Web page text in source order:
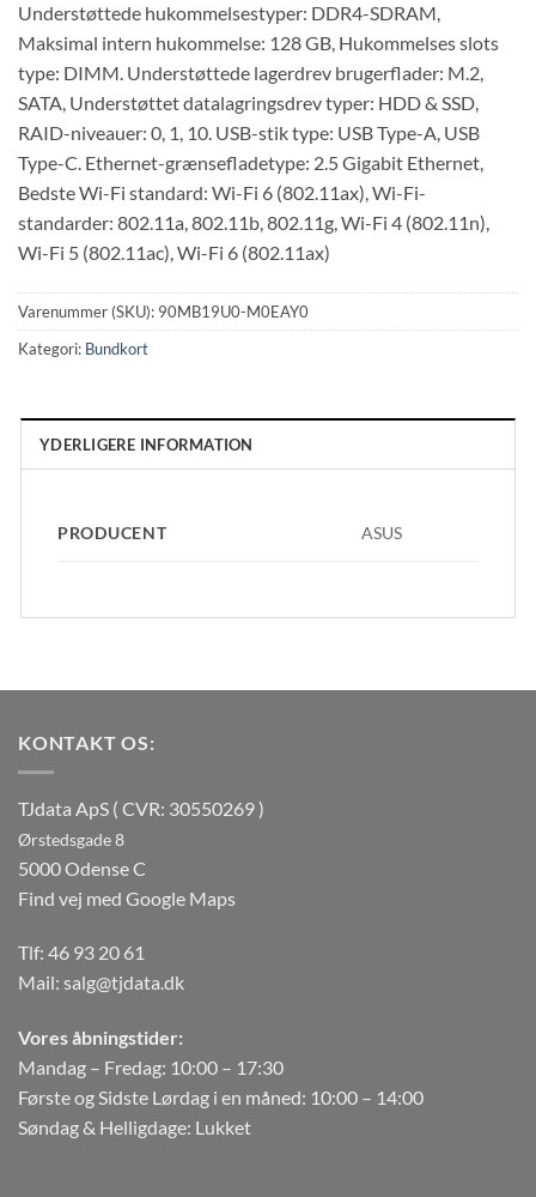
Understøttede hukommelsestyper: DDR4-SDRAM,
Maksimal intern hukommelse: 128 GB, Hukommelses slots
type: DIMM. Understøttede lagerdrev brugerflader: M.2,
SATA, Understøttet datalagringsdrev typer: HDD & SSD,
RAID-niveauer: 0, 1, 10. USB-stik type: USB Type-A, USB
Type-C. Ethernet-grænsefladetype: 2.5 Gigabit Ethernet,
Bedste Wi-Fi standard: Wi-Fi 6 (802.11ax), Wi-Fi-
standarder: 802.11a, 802.11b, 802.11g, Wi-Fi 4 (802.11n),
Wi-Fi 5 (802.11ac), Wi-Fi 6 (802.11ax)
Varenummer (SKU): 90MB19U0-M0EAY0
Kategori: Bundkort
YDERLIGERE INFORMATION
PRODUCENT ASUS
KONTAKT OS:
TJdata ApS ( CVR: 30550269 )
Ørstedsgade 8
5000 Odense C
Find vej med Google Maps
Tlf: 46 93 20 61
Mail: salg@tjdata.dk
Vores åbningstider:
Mandag – Fredag: 10:00 – 17:30
Første og Sidste Lørdag i en måned: 10:00 – 14:00
Søndag & Helligdage: Lukket